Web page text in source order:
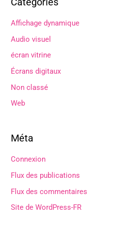
Affichage dynamique
Audio visuel
écran vitrine
Écrans digitaux
Non classé
Web
Méta
Connexion
Flux des publications
Flux des commentaires
Site de WordPress-FR